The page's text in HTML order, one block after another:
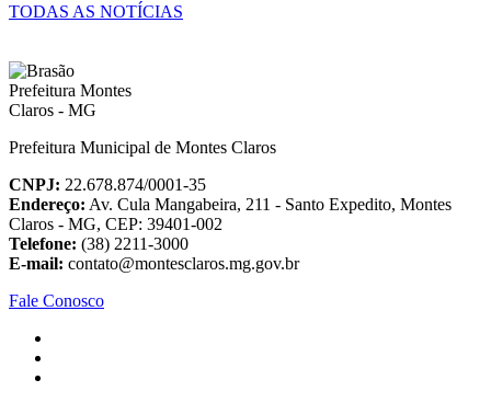
TODAS AS NOTÍCIAS
Prefeitura Municipal de Montes Claros
CNPJ: 22.678.874/0001-35
Endereço: Av. Cula Mangabeira, 211 - Santo Expedito, Montes
Claros - MG, CEP: 39401-002
Telefone: (38) 2211-3000
E-mail: contato@montesclaros.mg.gov.br
Fale Conosco